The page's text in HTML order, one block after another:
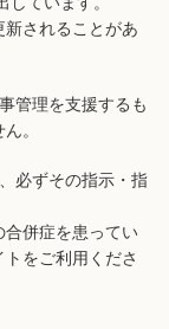
されることがあ
管理を支援するも
。
必ずその指示・指
併症を患ってい
をご利用くださ